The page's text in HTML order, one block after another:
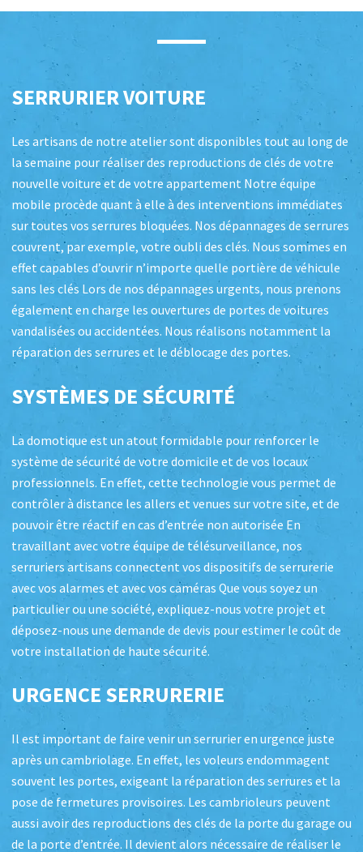
SERRURIER VOITURE
Les artisans de notre atelier sont disponibles tout au long de
la semaine pour réaliser des reproductions de clés de votre
nouvelle voiture et de votre appartement Notre équipe
mobile procède quant à elle à des interventions immédiates
sur toutes vos serrures bloquées. Nos dépannages de serrures
couvrent, par exemple, votre oubli des clés. Nous sommes en
effet capables d’ouvrir n’importe quelle portière de véhicule
sans les clés Lors de nos dépannages urgents, nous prenons
également en charge les ouvertures de portes de voitures
vandalisées ou accidentées. Nous réalisons notamment la
réparation des serrures et le déblocage des portes.
SYSTÈMES DE SÉCURITÉ
La domotique est un atout formidable pour renforcer le
système de sécurité de votre domicile et de vos locaux
professionnels. En effet, cette technologie vous permet de
contrôler à distance les allers et venues sur votre site, et de
pouvoir être réactif en cas d’entrée non autorisée En
travaillant avec votre équipe de télésurveillance, nos
serruriers artisans connectent vos dispositifs de serrurerie
avec vos alarmes et avec vos caméras Que vous soyez un
particulier ou une société, expliquez-nous votre projet et
déposez-nous une demande de devis pour estimer le coût de
votre installation de haute sécurité.
URGENCE SERRURERIE
Il est important de faire venir un serrurier en urgence juste
après un cambriolage. En effet, les voleurs endommagent
souvent les portes, exigeant la réparation des serrures et la
pose de fermetures provisoires. Les cambrioleurs peuvent
aussi avoir des reproductions des clés de la porte du garage ou
de la porte d’entrée. Il devient alors nécessaire de réaliser le